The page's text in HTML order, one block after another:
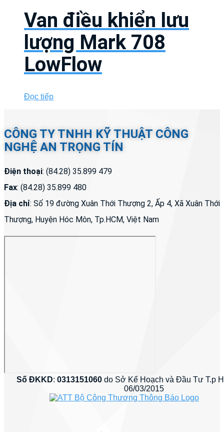
Van điều khiển lưu
lượng Mark 708
LowFlow
Đọc tiếp
CÔNG TY TNHH KỸ THUẬT CÔNG
NGHỆ AN TRỌNG TÍN
Điện thoại: (84.28) 35.899 479
Fax: (84.28) 35.899 480
Địa chỉ: Số 19 đường Xuân Thới Thượng 2, Ấp 4, Xã Xuân Thới
Thượng, Huyện Hóc Môn, Tp.HCM, Việt Nam
Số ĐKKD:0313151060 do Sở Kế Hoạch và Đầu Tư T.p
06/03/2015